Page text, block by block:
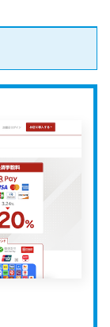
れど、「どんな機
のクラウド型POS
なレジ機能が利用
、顧客管理など、
な機能から特徴、
。コストを抑えな
方は、ぜひ参考に
、iDなど）
料
税込）
（株）